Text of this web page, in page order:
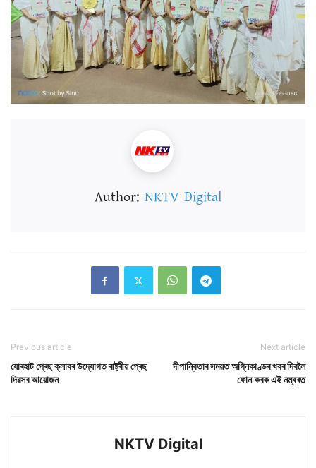
Author: NKTV Digital
Previous article
যোৰহাট প্ৰেছ ক্লাবৰ উদ্যোগত ৰাষ্ট্ৰীয় প্ৰেছ
দিৱসৰ আয়োজন
Next article
দীপান্বিতাৰ সময়ত অগ্নিকাণ্ডৰ খবৰ দিবলৈ
ফোন কৰক এই নম্বৰত
NKTV Digital